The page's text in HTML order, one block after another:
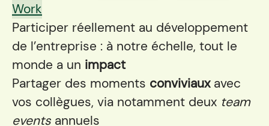
Work
Participer réellement au développement
de l’entreprise : à notre échelle, tout le
monde a un impact
Partager des moments conviviaux avec
vos collègues, via notamment deux team
events annuels